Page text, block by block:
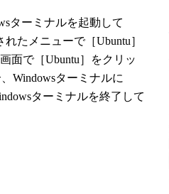
ターミナルを起動して
たメニューで［Ubuntu］
面で［Ubuntu］をクリッ
Windowsターミナルに
ターミナルを終了して